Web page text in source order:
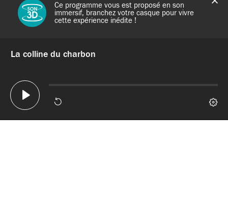
timeline
La colline du charbon
Ce programme vous est proposé en son
immersif, branchez votre casque pour vivre
cette expérience inédite !